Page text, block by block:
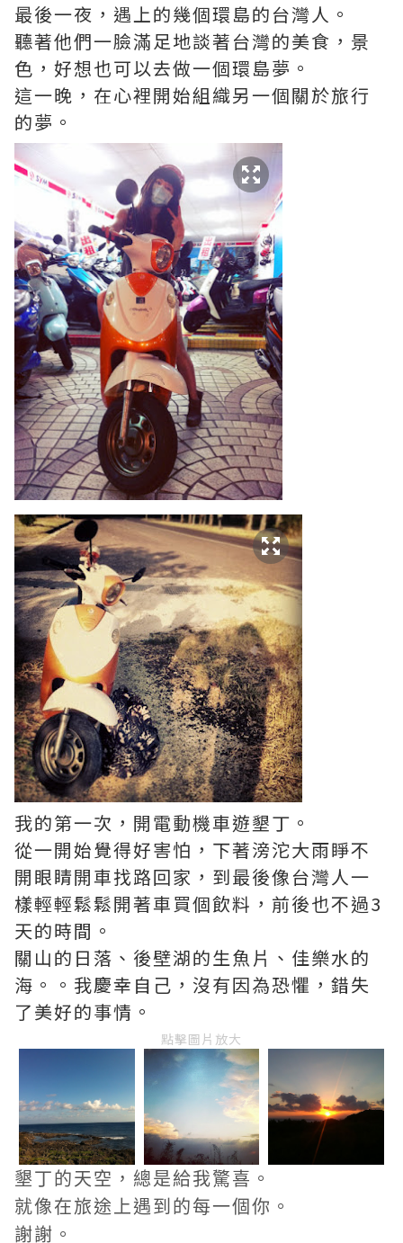
最後一夜，遇上的幾個環島的台灣人。
聽著他們一臉滿足地談著台灣的美食，景
色，好想也可以去做一個環島夢。
這一晚，在心裡開始組織另一個關於旅行
的夢。
我的第一次，開電動機車遊墾丁。
從一開始覺得好害怕，下著滂沱大雨睜不
開眼睛開車找路回家，到最後像台灣人一
樣輕輕鬆鬆開著車買個飲料，前後也不過3
天的時間。
關山的日落、後壁湖的生魚片、佳樂水的
海。。我慶幸自己，沒有因為恐懼，錯失
了美好的事情。
點擊圖片放大
墾丁的天空，總是給我驚喜。
就像在旅途上遇到的每一個你。
謝謝。